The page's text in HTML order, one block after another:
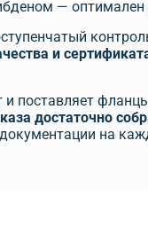
— оптимален
и
поставляет
достаточно
на